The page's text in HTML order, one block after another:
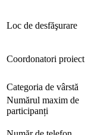
Loc de desfăşurare
Coordonatori proiect
Categoria de vârstă
Numărul maxim de
participanți